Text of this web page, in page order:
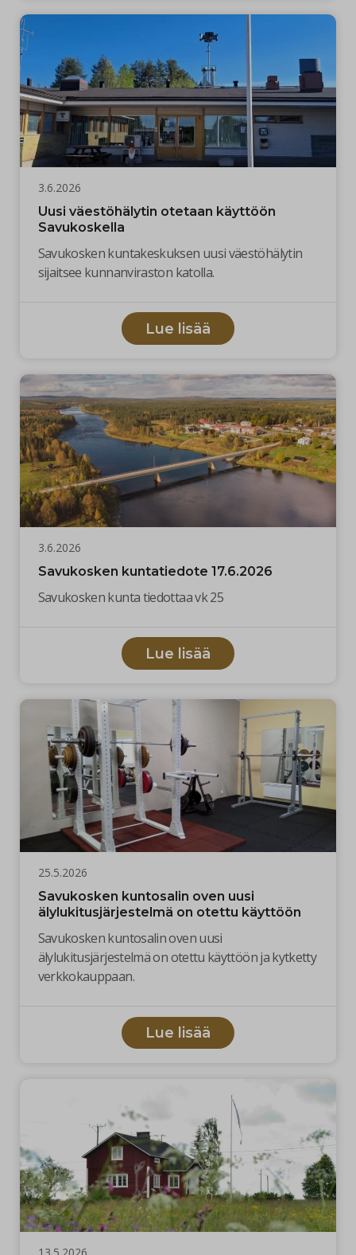
3.6.2026
Uusi väestöhälytin otetaan käyttöön
Savukoskella
Savukosken kuntakeskuksen uusi väestöhälytin
sijaitsee kunnanviraston katolla.
Lue lisää
3.6.2026
Savukosken kuntatiedote 17.6.2026
Savukosken kunta tiedottaa vk 25
Lue lisää
25.5.2026
Savukosken kuntosalin oven uusi
älylukitusjärjestelmä on otettu käyttöön
Savukosken kuntosalin oven uusi
älylukitusjärjestelmä on otettu käyttöön ja kytketty
verkkokauppaan.
Lue lisää
13.5.2026